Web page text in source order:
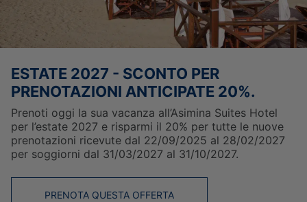
L’HOTEL
OFFERTE
RISTORANTI
ELIXIR SPA
POSIZIONE
CONTATTO
ONLINE CHECK-IN
ESTATE 2027 - SCONTO PER
PRENOTAZIONI ANTICIPATE 20%.
Prenoti oggi la sua vacanza all’Asimina Suites Hotel
per l’estate 2027 e risparmi il 20% per tutte le nuove
prenotazioni ricevute dal 22/09/2025 al 28/02/2027
per soggiorni dal 31/03/2027 al 31/10/2027.
PRENOTA QUESTA OFFERTA